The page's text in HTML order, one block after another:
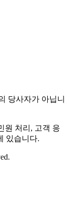
당사자가 아닙니
원 처리, 고객 응
있습니다.